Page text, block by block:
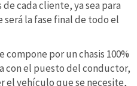
cada cliente, ya sea para
la fase final de todo el
compone por un chasis 100%
con el puesto del conductor,
el vehículo que se necesite,